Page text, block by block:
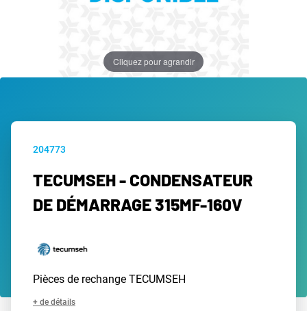
Cliquez pour agrandir
204773
TECUMSEH - CONDENSATEUR
DE DÉMARRAGE 315MF-160V
Pièces de rechange TECUMSEH
+ de détails